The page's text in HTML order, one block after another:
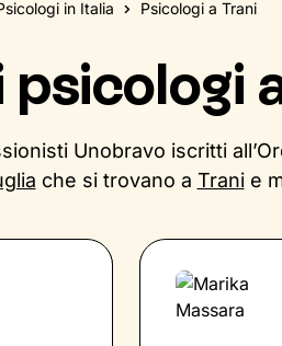
in Italia Psicologi a Trani
Unobravo iscritti
che si trovano a Tranie